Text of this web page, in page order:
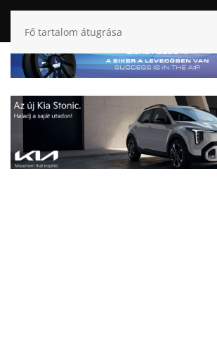
Fő tartalom átugrása